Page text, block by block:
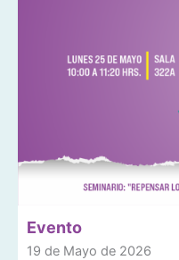
Evento
19 de Mayo de 2026